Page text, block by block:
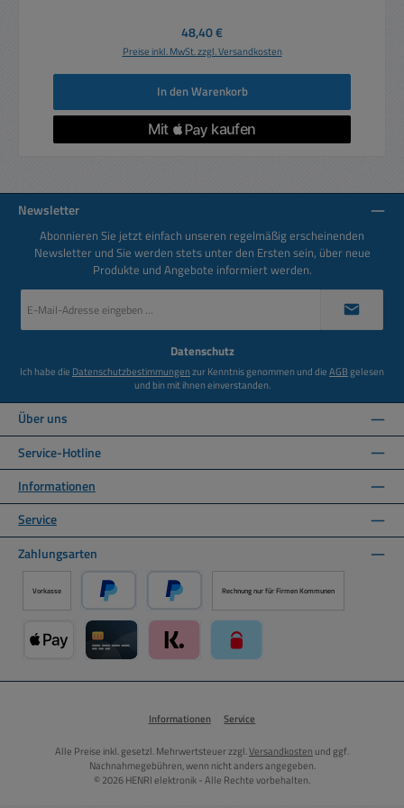
Regulärer Preis:
48,40 €
Preise inkl. MwSt. zzgl. Versandkosten
In den Warenkorb
Newsletter
Abonnieren Sie jetzt einfach unseren regelmäßig erscheinenden
Newsletter und Sie werden stets unter den Ersten sein, über neue
Produkte und Angebote informiert werden.
Mail-
Datenschutz
Ich habe die Datenschutzbestimmungenzur Kenntnis genommen und dieAGBgelesen
und bin mit ihnen einverstanden.
Über uns
Service-Hotline
Informationen
Service
Zahlungsarten
Vorkasse
PayPal Später Bezahlen über PayPal
Rechnung nur für Firmen Kommunen
Informationen Service
Alle Preise inkl. gesetzl. Mehrwertsteuer zzgl.Versandkosten und ggf.
Nachnahmegebühren, wenn nicht anders angegeben.
© 2026 HENRI elektronik - Alle Rechte vorbehalten.